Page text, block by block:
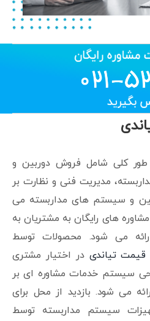
طور کلی شامل فروش دوربین و
مدیریت فنی و نظارت بر
و سیستم های مداربسته می
های رایگان به مشتریان به
می شود. محصولات توسط
تیاندی در اختیار مشتری
سیستم خدمات مشاوره ای بر
می شود. بازدید از محل برای
سیستم مداربسته توسط